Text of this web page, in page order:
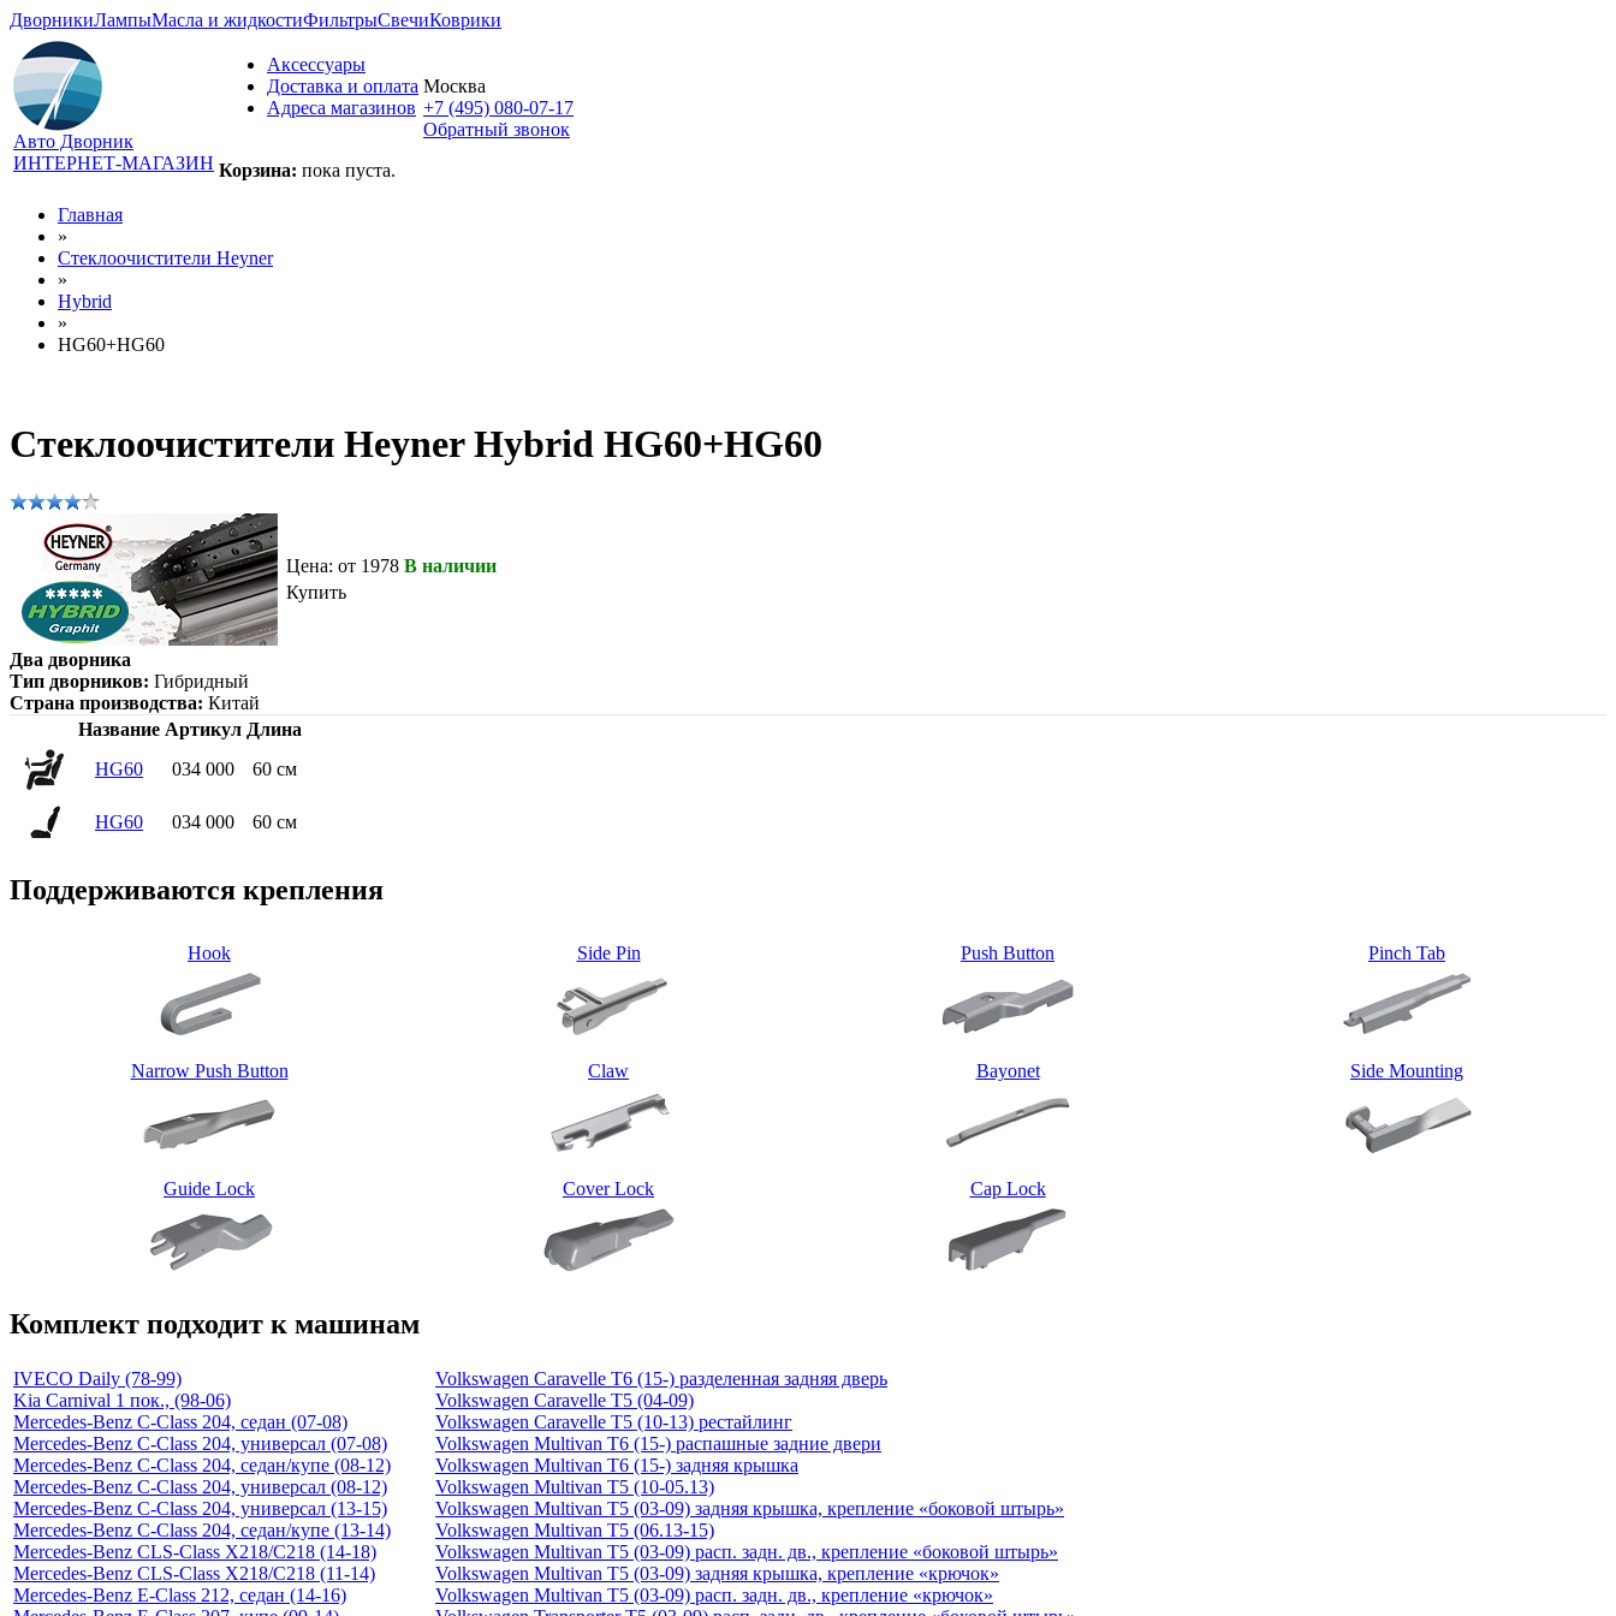
ДворникиЛампыМасла и жидкостиФильтрыСвечиКоврики
Авто Дворник
ИНТЕРНЕТ-МАГАЗИН
Аксессуары
Доставка и оплата
Адреса магазинов
Корзина: пока пуста.
Москва
+7 (495) 080-07-17
Обратный звонок
Главная
»
Стеклоочистители Heyner
»
Hybrid
»
HG60+HG60
Стеклоочистители Heyner Hybrid HG60+HG60
Цена: от 1978 В наличии
Купить
Два дворника
Тип дворников: Гибридный
Страна производства: Китай
Название Артикул Длина
HG60
034 000 60 см
HG60 034 000 60 см
Поддерживаются крепления
Hook Side Pin Push Button Pinch Tab
Narrow Push Button Claw Bayonet Side Mounting
Guide Lock Cover Lock Cap Lock
Комплект подходит к машинам
IVECO Daily (78-99)
Kia Carnival 1 пок., (98-06)
Mercedes-Benz C-Class 204, седан (07-08)
Mercedes-Benz C-Class 204, универсал (07-08)
Mercedes-Benz C-Class 204, седан/купе (08-12)
Mercedes-Benz C-Class 204, универсал (08-12)
Mercedes-Benz C-Class 204, универсал (13-15)
Mercedes-Benz C-Class 204, седан/купе (13-14)
Mercedes-Benz CLS-Class X218/C218 (14-18)
Mercedes-Benz CLS-Class X218/C218 (11-14)
Mercedes-Benz E-Class 212, седан (14-16)
Volkswagen Caravelle T6 (15-) разделенная задняя дверь
Volkswagen Caravelle T5 (04-09)
Volkswagen Caravelle T5 (10-13) рестайлинг
Volkswagen Multivan T6 (15-) распашные задние двери
Volkswagen Multivan T6 (15-) задняя крышка
Volkswagen Multivan T5 (10-05.13)
Volkswagen Multivan T5 (03-09) задняя крышка, крепление «боковой штырь»
Volkswagen Multivan T5 (06.13-15)
Volkswagen Multivan T5 (03-09) расп. задн. дв., крепление «боковой штырь»
Volkswagen Multivan T5 (03-09) задняя крышка, крепление «крючок»
Volkswagen Multivan T5 (03-09) расп. задн. дв., крепление «крючок»